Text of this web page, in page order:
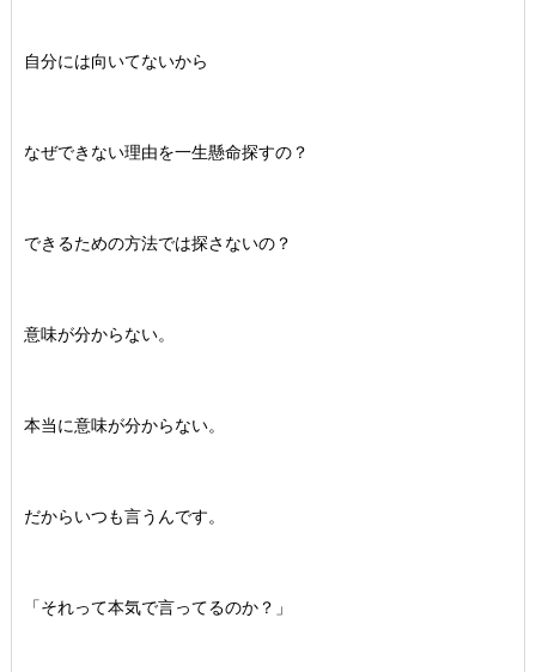
自分には向いてないから
なぜできない理由を一生懸命探すの？
できるための方法では探さないの？
意味が分からない。
本当に意味が分からない。
だからいつも言うんです。
「それって本気で言ってるのか？」